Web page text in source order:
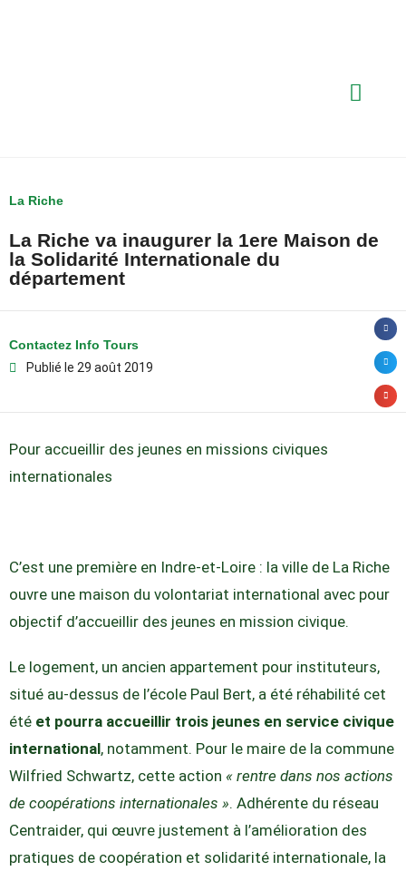
La Riche
La Riche va inaugurer la 1ere Maison de
la Solidarité Internationale du
département
Contactez Info Tours
Publié le 29 août 2019
Pour accueillir des jeunes en missions civiques
internationales
C’est une première en Indre-et-Loire : la ville de La Riche
ouvre une maison du volontariat international avec pour
objectif d’accueillir des jeunes en mission civique.
Le logement, un ancien appartement pour instituteurs,
situé au-dessus de l’école Paul Bert, a été réhabilité cet
été et pourra accueillir trois jeunes en service civique
international, notamment. Pour le maire de la commune
Wilfried Schwartz, cette action « rentre dans nos actions
de coopérations internationales ». Adhérente du réseau
Centraider, qui œuvre justement à l’amélioration des
pratiques de coopération et solidarité internationale, la